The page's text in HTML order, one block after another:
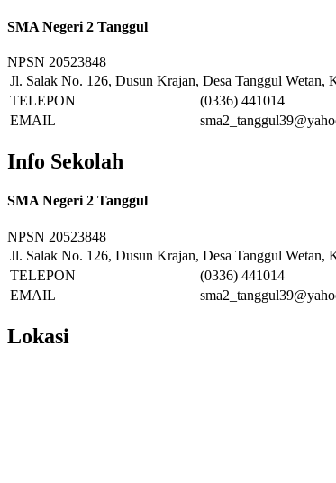
SMA Negeri 2 Tanggul
NPSN 20523848
Jl. Salak No. 126, Dusun Krajan, Desa Tanggul Wetan,
TELEPON
(0336) 441014
EMAIL
Info Sekolah
SMA Negeri 2 Tanggul
NPSN 20523848
Jl. Salak No. 126, Dusun Krajan, Desa Tanggul Wetan,
TELEPON
(0336) 441014
EMAIL
Lokasi